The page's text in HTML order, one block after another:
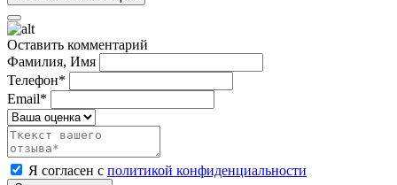
Оставить комментарий
Фамилия, Имя
Телефон*
Email*
Я согласен с политикой конфиденциальности